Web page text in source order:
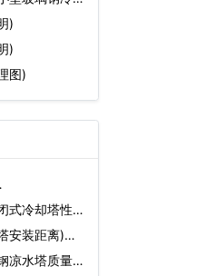
)
)
图)
式冷却塔性能
安装距离)…
凉水塔质量)